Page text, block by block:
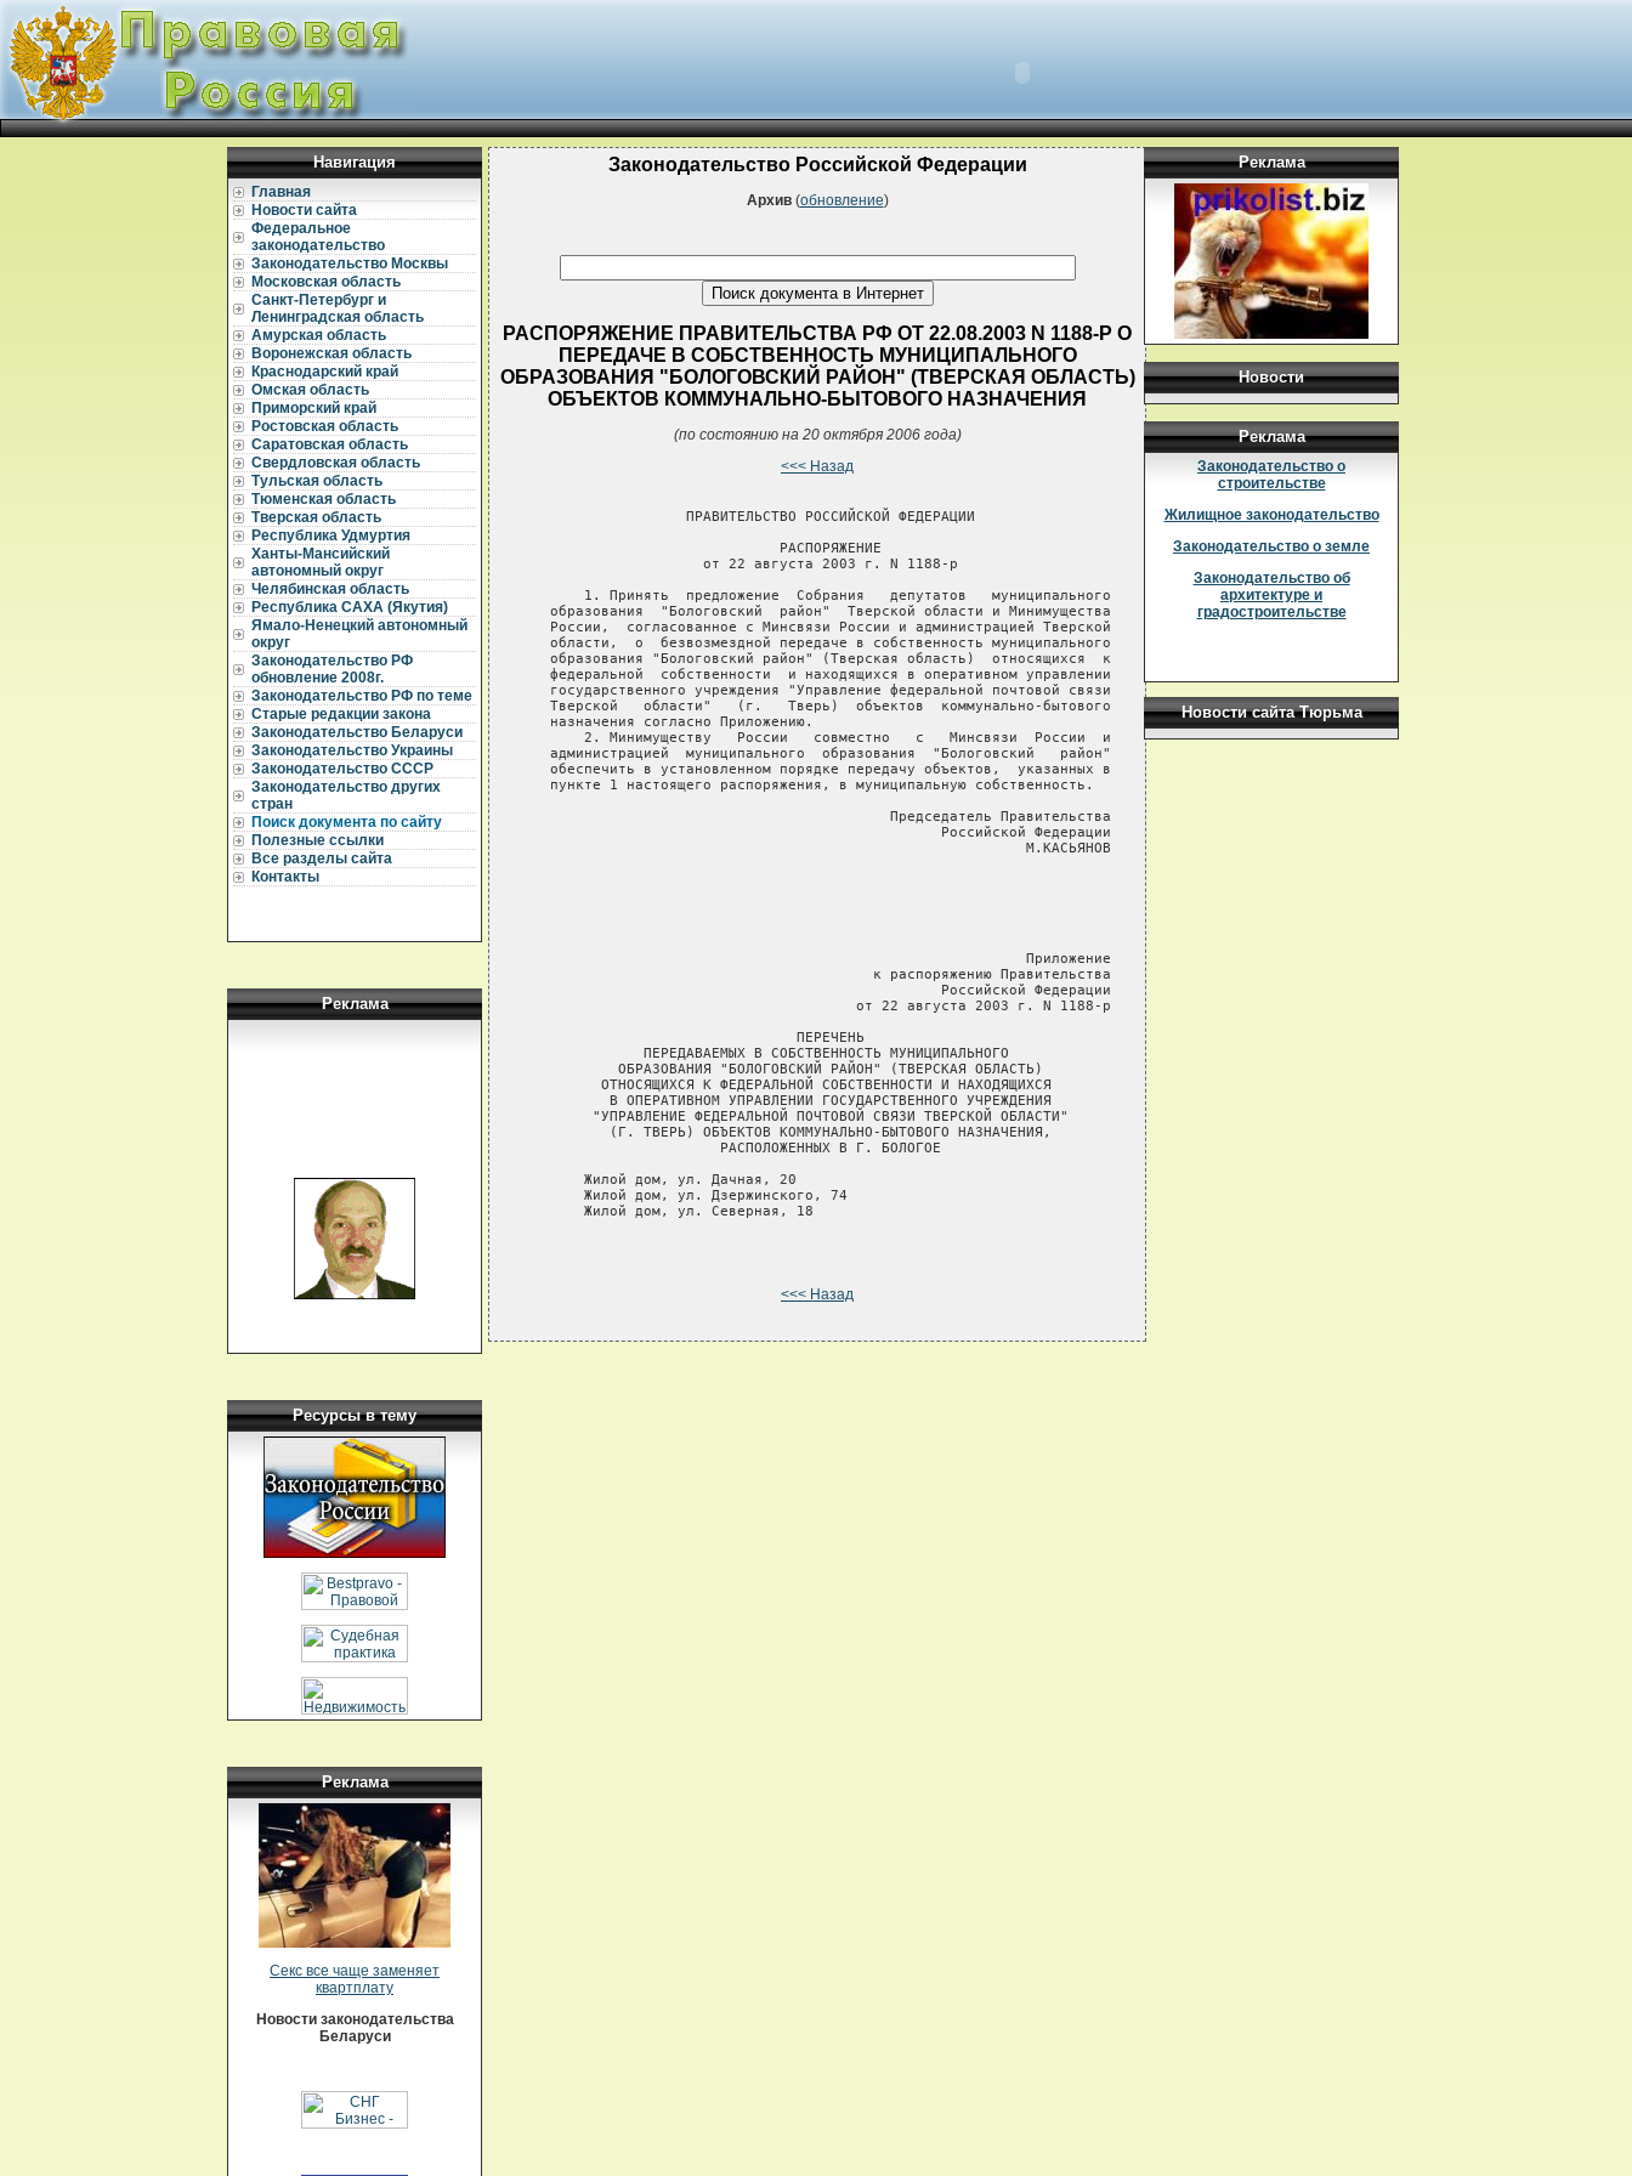
Навигация
Главная
Новости сайта
Федеральное
законодательство
Законодательство Москвы
Московская область
Санкт-Петербург и
Ленинградская область
Амурская область
Воронежская область
Краснодарский край
Омская область
Приморский край
Ростовская область
Саратовская область
Свердловская область
Тульская область
Тюменская область
Тверская область
Республика Удмуртия
Ханты-Мансийский
автономный округ
Челябинская область
Республика САХА (Якутия)
Ямало-Ненецкий автономный
округ
Законодательство РФ
обновление 2008г.
Законодательство РФ по теме
Старые редакции закона
Законодательство Беларуси
Законодательство Украины
Законодательство СССР
Законодательство других
стран
Поиск документа по сайту
Полезные ссылки
Все разделы сайта
Контакты
Реклама
Ресурсы в тему
Реклама
Секс все чаще заменяет
квартплату
Новости законодательства
Беларуси
Законодательство Российской Федерации
Архив (обновление)
РАСПОРЯЖЕНИЕ ПРАВИТЕЛЬСТВА РФ ОТ 22.08.2003 N 1188-Р О
ПЕРЕДАЧЕ В СОБСТВЕННОСТЬ МУНИЦИПАЛЬНОГО
ОБРАЗОВАНИЯ "БОЛОГОВСКИЙ РАЙОН" (ТВЕРСКАЯ ОБЛАСТЬ)
ОБЪЕКТОВ КОММУНАЛЬНО-БЫТОВОГО НАЗНАЧЕНИЯ
(по состоянию на 20 октября 2006 года)
<<< Назад
                   ПРАВИТЕЛЬСТВО РОССИЙСКОЙ ФЕДЕРАЦИИ
                              РАСПОРЯЖЕНИЕ
                     от 22 августа 2003 г. N 1188-р
       1. Принять  предложение  Собрания   депутатов   муниципального
   образования  "Бологовский  район"  Тверской области и Минимущества
   России,  согласованное с Минсвязи России и администрацией Тверской
   области,  о  безвозмездной передаче в собственность муниципального
   образования "Бологовский район" (Тверская область)  относящихся  к
   федеральной  собственности  и находящихся в оперативном управлении
   государственного учреждения "Управление федеральной почтовой связи
   Тверской   области"   (г.   Тверь)  объектов  коммунально-бытового
   назначения согласно Приложению.
       2. Минимуществу   России   совместно   с   Минсвязи  России  и
   администрацией  муниципального  образования  "Бологовский   район"
   обеспечить в установленном порядке передачу объектов,  указанных в
   пункте 1 настоящего распоряжения, в муниципальную собственность.
                                           Председатель Правительства
                                                 Российской Федерации
                                                           М.КАСЬЯНОВ
                                                           Приложение
                                         к распоряжению Правительства
                                                 Российской Федерации
                                       от 22 августа 2003 г. N 1188-р
                                ПЕРЕЧЕНЬ
              ПЕРЕДАВАЕМЫХ В СОБСТВЕННОСТЬ МУНИЦИПАЛЬНОГО
           ОБРАЗОВАНИЯ "БОЛОГОВСКИЙ РАЙОН" (ТВЕРСКАЯ ОБЛАСТЬ)
         ОТНОСЯЩИХСЯ К ФЕДЕРАЛЬНОЙ СОБСТВЕННОСТИ И НАХОДЯЩИХСЯ
          В ОПЕРАТИВНОМ УПРАВЛЕНИИ ГОСУДАРСТВЕННОГО УЧРЕЖДЕНИЯ
        "УПРАВЛЕНИЕ ФЕДЕРАЛЬНОЙ ПОЧТОВОЙ СВЯЗИ ТВЕРСКОЙ ОБЛАСТИ"
          (Г. ТВЕРЬ) ОБЪЕКТОВ КОММУНАЛЬНО-БЫТОВОГО НАЗНАЧЕНИЯ,
                       РАСПОЛОЖЕННЫХ В Г. БОЛОГОЕ
       Жилой дом, ул. Дачная, 20
       Жилой дом, ул. Дзержинского, 74
       Жилой дом, ул. Северная, 18
<<< Назад
Реклама
Новости
Реклама
Законодательство о
строительстве
Жилищное законодательство
Законодательство о земле
Законодательство об
архитектуре и
градостроительстве
Новости сайта Тюрьма